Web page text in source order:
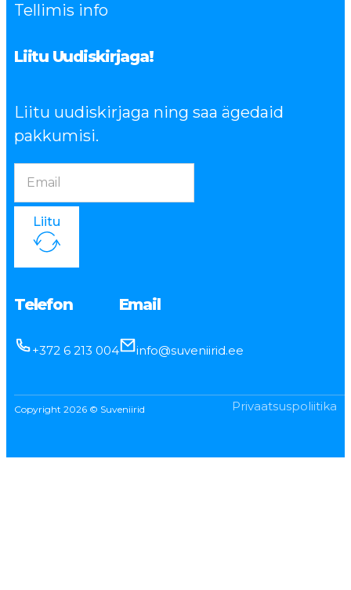
Tellimis info
Liitu Uudiskirjaga!
Liitu uudiskirjaga ning saa ägedaid
pakkumisi.
Liitu
Telefon
+372 6 213 004
Email
info@suveniirid.ee
Copyright 2026 © Suveniirid Privaatsuspoliitika